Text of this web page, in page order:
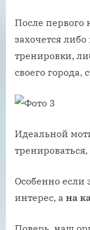
После первого
захочется
тренировки,
своего
Идеальной
Особенно если
интерес, а на